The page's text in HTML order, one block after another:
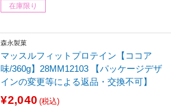
在庫限り
森永製菓
マッスルフィットプロテイン【ココア
味/360g】28MM12103 【パッケージデザ
インの変更等による返品・交換不可】
¥2,040 (税込)